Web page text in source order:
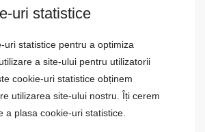
uri statistice
uri statistice pentru a optimiza
a site-ului pentru utilizatorii
cookie-uri statistice obținem
utilizarea site-ului nostru. Îți cerem
a plasa cookie-uri statistice.